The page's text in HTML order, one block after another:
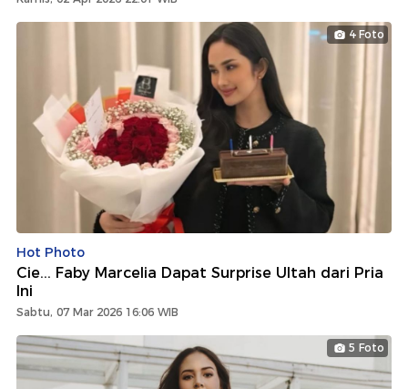
4 Foto
Hot Photo
Cie... Faby Marcelia Dapat Surprise Ultah dari Pria
Ini
Sabtu, 07 Mar 2026 16:06 WIB
5 Foto